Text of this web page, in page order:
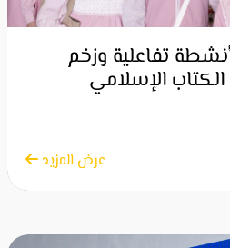
تفاعلية وزخم
الإسلامي
عرض المزيد